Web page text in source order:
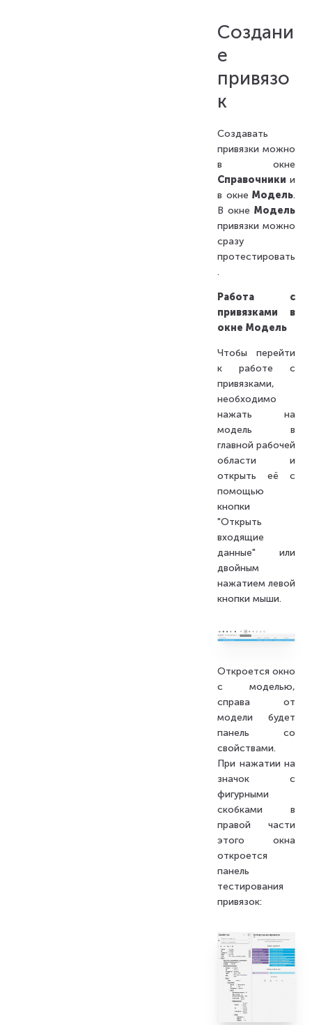
Создани
е
привязо
к
Создавать
привязки можно
в окне
Справочники и
в окне Модель.
В окне Модель
привязки можно
сразу
протестировать
.
Работа с
привязками в
окне Модель
Чтобы перейти
к работе с
привязками,
необходимо
нажать на
модель в
главной рабочей
области и
открыть её с
помощью
кнопки
"Открыть
входящие
данные" или
двойным
нажатием левой
кнопки мыши.
Откроется окно
с моделью,
справа от
модели будет
панель со
свойствами.
При нажатии на
значок с
фигурными
скобками в
правой части
этого окна
откроется
панель
тестирования
привязок: